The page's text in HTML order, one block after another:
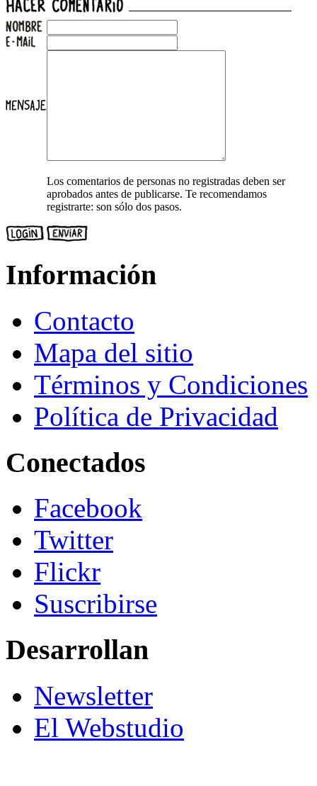
Los comentarios de personas no registradas deben ser
aprobados antes de publicarse. Te recomendamos
registrarte: son sólo dos pasos.
Información
Contacto
Mapa del sitio
Términos y Condiciones
Política de Privacidad
Conectados
Facebook
Twitter
Flickr
Suscribirse
Desarrollan
Newsletter
El Webstudio